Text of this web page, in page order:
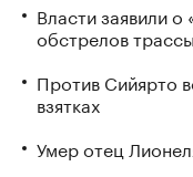
Власти заявили
обстрелов
Против Сийярто
взятках
Умер отец